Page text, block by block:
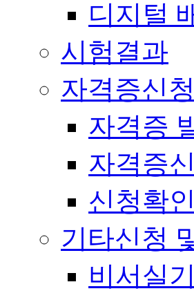
디지털
시험결과
자격증신청
자격증
자격증
신청확
기타신청
비서실